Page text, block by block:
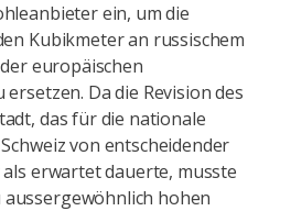
ein, um die
Kubikmeter an russischem
europäischen
Da die Revision des
das für die nationale
von entscheidender
erwartet dauerte, musste
hohen